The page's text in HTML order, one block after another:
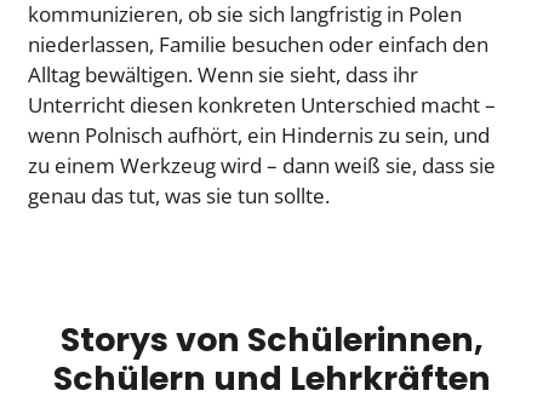
kommunizieren, ob sie sich langfristig in Polen
niederlassen, Familie besuchen oder einfach den
Alltag bewältigen. Wenn sie sieht, dass ihr
Unterricht diesen konkreten Unterschied macht –
wenn Polnisch aufhört, ein Hindernis zu sein, und
zu einem Werkzeug wird – dann weiß sie, dass sie
genau das tut, was sie tun sollte.
Storys von Schülerinnen,
Schülern und Lehrkräften